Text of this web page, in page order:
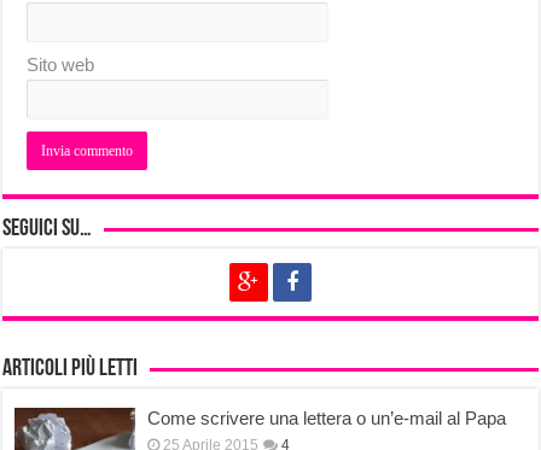
Sito web
Seguici su…
Articoli più letti
Come scrivere una lettera o un’e-mail al Papa
25 Aprile 2015 4